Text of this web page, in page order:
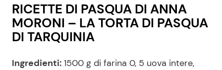
RICETTE DI PASQUA DI ANNA
MORONI – LA TORTA DI PASQUA
DI TARQUINIA
Ingredienti: 1500 g di farina 0, 5 uova intere,